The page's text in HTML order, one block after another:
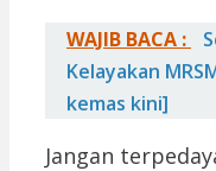
WAJIB BACA :
Kelayakan
kemas kini]
Jangan